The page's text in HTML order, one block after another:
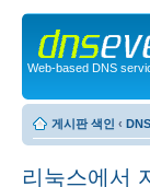
Web-based DNS
게시판 색인 ‹
리눅스에서